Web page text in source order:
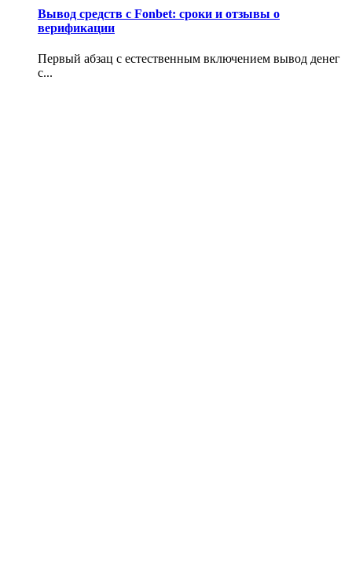
Вывод средств с Fonbet: сроки и отзывы о
верификации
Первый абзац с естественным включением вывод денег
с...